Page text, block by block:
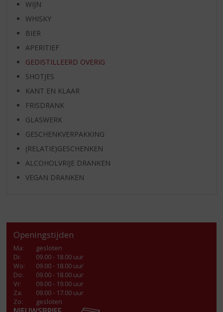
WIJN
WHISKY
BIER
APERITIEF
GEDISTILLEERD OVERIG
SHOTJES
KANT EN KLAAR
FRISDRANK
GLASWERK
GESCHENKVERPAKKING
(RELATIE)GESCHENKEN
ALCOHOLVRIJE DRANKEN
VEGAN DRANKEN
Openingstijden
Ma:
gesloten
Di:
09.00 - 18.00 uur
Wo:
09.00 - 18.00 uur
Do:
09.00 - 18.00 uur
Vr:
09.00 - 19.00 uur
Za:
09.00 - 17.00 uur
Zo:
gesloten